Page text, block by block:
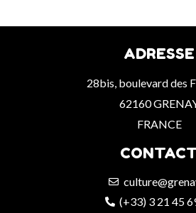
ADRESSE
28bis, boulevard des
62160
FRANCE
(+33) 3 21 45